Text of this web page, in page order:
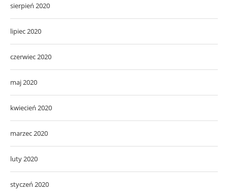
sierpień 2020
lipiec 2020
czerwiec 2020
maj 2020
kwiecień 2020
marzec 2020
luty 2020
styczeń 2020